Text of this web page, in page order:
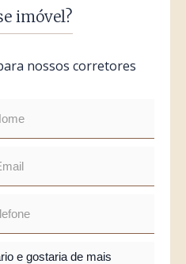
imóvel?
nossos corretores